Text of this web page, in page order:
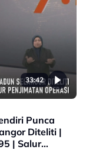
33:42
Punca
Diteliti |
| Salur